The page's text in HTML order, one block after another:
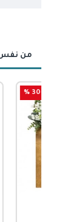
من
اطار
كلاسيكي